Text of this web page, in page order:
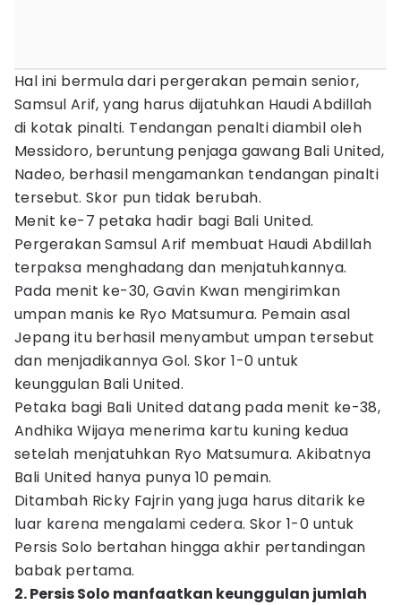
Hal ini bermula dari pergerakan pemain senior,
Samsul Arif, yang harus dijatuhkan Haudi Abdillah
di kotak pinalti. Tendangan penalti diambil oleh
Messidoro, beruntung penjaga gawang Bali United,
Nadeo, berhasil mengamankan tendangan pinalti
tersebut. Skor pun tidak berubah.
Menit ke-7 petaka hadir bagi Bali United.
Pergerakan Samsul Arif membuat Haudi Abdillah
terpaksa menghadang dan menjatuhkannya.
Pada menit ke-30, Gavin Kwan mengirimkan
umpan manis ke Ryo Matsumura. Pemain asal
Jepang itu berhasil menyambut umpan tersebut
dan menjadikannya Gol. Skor 1-0 untuk
keunggulan Bali United.
Petaka bagi Bali United datang pada menit ke-38,
Andhika Wijaya menerima kartu kuning kedua
setelah menjatuhkan Ryo Matsumura. Akibatnya
Bali United hanya punya 10 pemain.
Ditambah Ricky Fajrin yang juga harus ditarik ke
luar karena mengalami cedera. Skor 1-0 untuk
Persis Solo bertahan hingga akhir pertandingan
babak pertama.
2. Persis Solo manfaatkan keunggulan jumlah